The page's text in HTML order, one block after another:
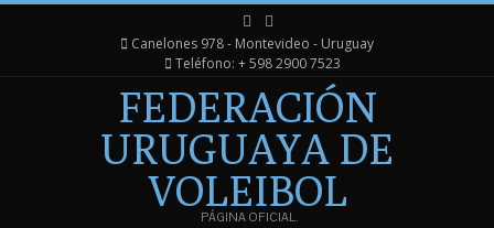
Canelones 978 - Montevideo - Uruguay
Teléfono: + 598 2900 7523
FEDERACIÓN
URUGUAYA DE
VOLEIBOL
PÁGINA OFICIAL.